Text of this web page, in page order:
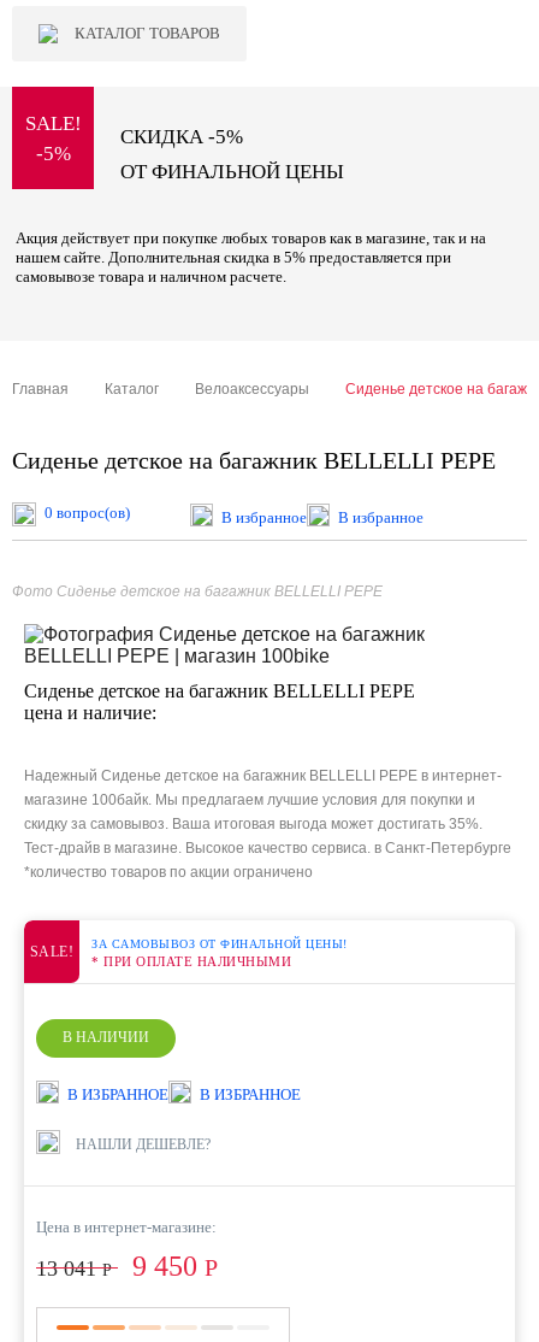
КАТАЛОГ ТОВАРОВ
SALE!
-5%
СКИДКА -5%
ОТ ФИНАЛЬНОЙ ЦЕНЫ
Акция действует при покупке любых товаров как в магазине, так и на
нашем сайте. Дополнительная скидка в 5% предоставляется при
самовывозе товара и наличном расчете.
Главная Каталог Велоаксессуары Сиденье детское на
Сиденье детское на багажник BELLELLI PEPE
0 вопрос(ов) В избранное В избранное
Фото Сиденье детское на багажник BELLELLI PEPE
Сиденье детское на багажник BELLELLI PEPE
цена и наличие:
Надежный Сиденье детское на багажник BELLELLI PEPE в интернет-
магазине 100байк. Мы предлагаем лучшие условия для покупки и
скидку за самовывоз. Ваша итоговая выгода может достигать 35%.
Тест-драйв в магазине. Высокое качество сервиса. в Санкт-Петербурге
*количество товаров по акции ограничено
SALE! ЗА САМОВЫВОЗ ОТ ФИНАЛЬНОЙ ЦЕНЫ!
* ПРИ ОПЛАТЕ НАЛИЧНЫМИ
В НАЛИЧИИ
В ИЗБРАННОЕ В ИЗБРАННОЕ
НАШЛИ ДЕШЕВЛЕ?
Цена в интернет-магазине:
13 041Р 9 450 Р